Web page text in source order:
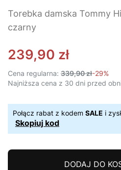
Torebka damska Tommy
czarny
239,90 zł
Cena regularna: 339,90 zł-29%
Najniższa cena z 30 dni przed
Połącz rabat z kodem SALE i
Skopiuj kod
DODAJ DO